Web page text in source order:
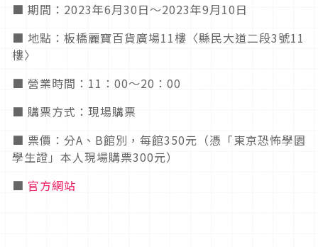
■ 期間：2023年6月30日～2023年9月10日
■ 地點：板橋麗寶百貨廣場11樓〈縣民大道二段3號11
樓〉
■ 營業時間：11：00～20：00
■ 購票方式：現場購票
■ 票價：分A、B館別，每館350元（憑「東京恐怖學園
學生證」本人現場購票300元）
■ 官方網站